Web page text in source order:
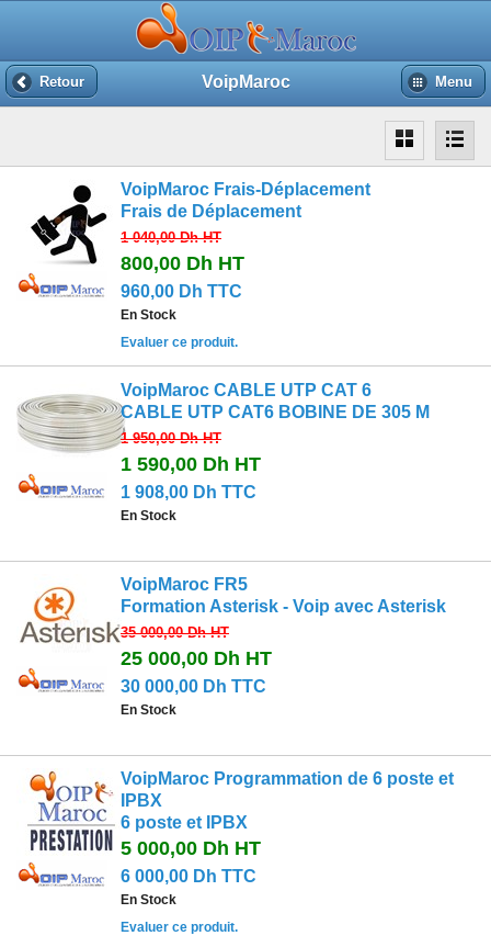
Retour VoipMaroc Menu
VoipMaroc Frais-Déplacement
Frais de Déplacement
1 040,00 DhHT
800,00 Dh HT
960,00 Dh TTC
En Stock
Evaluer ce produit.
VoipMaroc CABLE UTP CAT 6
CABLE UTP CAT6 BOBINE DE 305 M
1 950,00 DhHT
1 590,00 Dh HT
1 908,00 Dh TTC
En Stock
VoipMaroc FR5
Formation Asterisk - Voip avec Asterisk
35 000,00 DhHT
25 000,00 Dh HT
30 000,00 Dh TTC
En Stock
VoipMaroc Programmation de 6 poste et
IPBX
6 poste et IPBX
5 000,00 Dh HT
6 000,00 Dh TTC
En Stock
Evaluer ce produit.